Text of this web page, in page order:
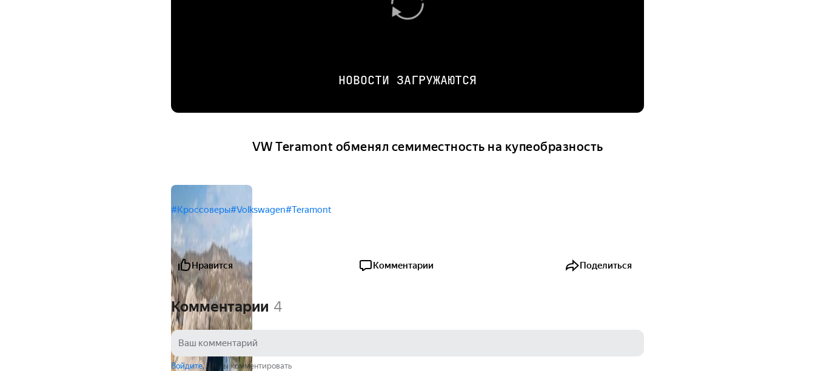
НОВОСТИ ЗАГРУЖАЮТСЯ
VW Teramont обменял семиместность на купеобразность
#Кроссоверы#Volkswagen#Teramont
Нравится Комментарии Поделиться
Комментарии 4
Войдите, чтобы комментировать